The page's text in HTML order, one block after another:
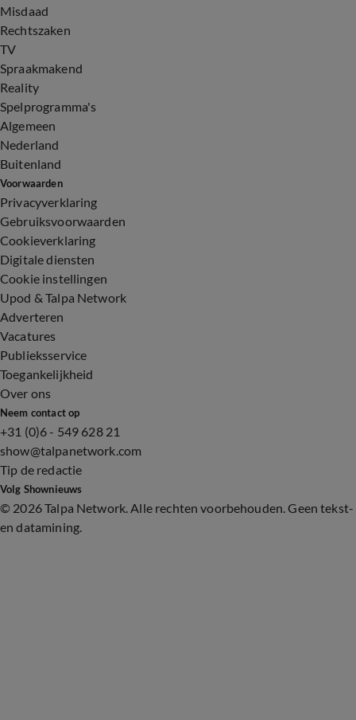
Misdaad
Rechtszaken
TV
Spraakmakend
Reality
Spelprogramma's
Algemeen
Nederland
Buitenland
Voorwaarden
Privacyverklaring
Gebruiksvoorwaarden
Cookieverklaring
Digitale diensten
Cookie instellingen
Upod & Talpa Network
Adverteren
Vacatures
Publieksservice
Toegankelijkheid
Over ons
Neem contact op
+31 (0)6 - 549 628 21
show@talpanetwork.com
Tip de redactie
Volg Shownieuws
© 2026 Talpa Network. Alle rechten voorbehouden. Geen tekst-
en datamining.